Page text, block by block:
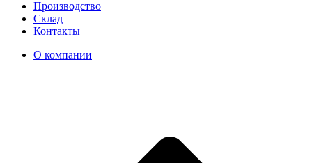
Производство
Склад
Контакты
О компании